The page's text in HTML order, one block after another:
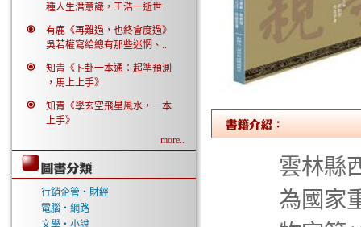
種人生潛意識，王浩一逝世..
有鹿《再難過，也終會度過》
吳若權寫給總有那些迷惘、..
知青《卜卦一本通：超準預測
，馬上上手》
知青《學玄空飛星風水，一本
上手》
more..
行銷企管‧財經
電腦‧網路
文學‧小說
雲林縣
為國家